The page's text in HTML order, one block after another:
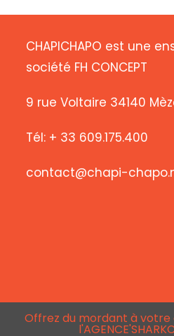
CHAPICHAPO est une
société FH CONCEPT
9 rue Voltaire 34140
Tél: + 33 609.175.400
contact@chapi-
Offrez du mordant à